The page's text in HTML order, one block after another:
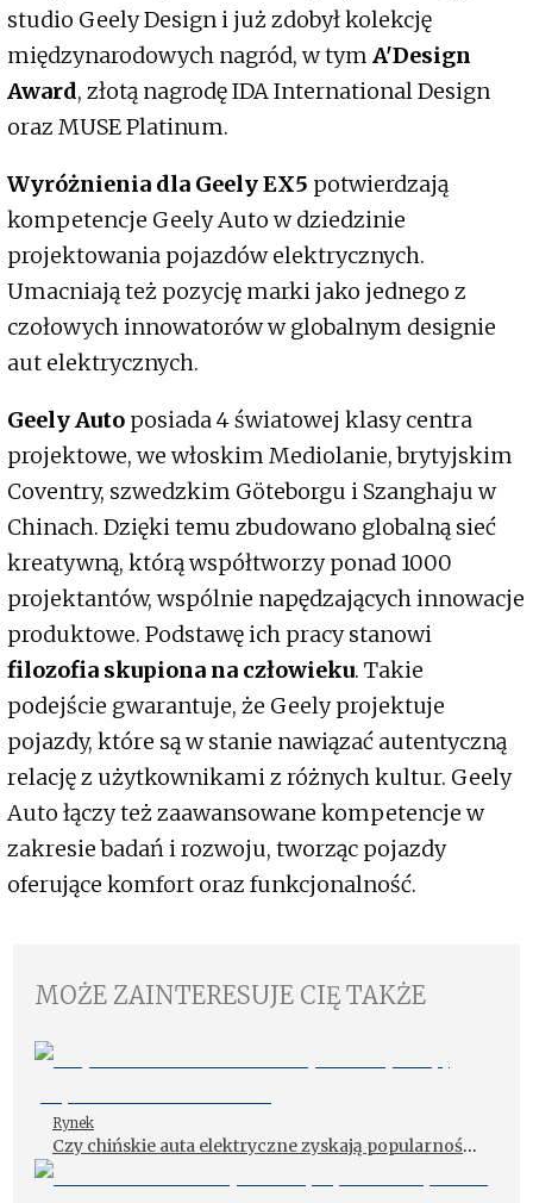
studio Geely Design i już zdobył kolekcję
międzynarodowych nagród, w tym A'Design
Award, złotą nagrodę IDA International Design
oraz MUSE Platinum.
Wyróżnienia dla Geely EX5 potwierdzają
kompetencje Geely Auto w dziedzinie
projektowania pojazdów elektrycznych.
Umacniają też pozycję marki jako jednego z
czołowych innowatorów w globalnym designie
aut elektrycznych.
Geely Auto posiada 4 światowej klasy centra
projektowe, we włoskim Mediolanie, brytyjskim
Coventry, szwedzkim Göteborgu i Szanghaju w
Chinach. Dzięki temu zbudowano globalną sieć
kreatywną, którą współtworzy ponad 1000
projektantów, wspólnie napędzających innowacje
produktowe. Podstawę ich pracy stanowi
filozofia skupiona na człowieku. Takie
podejście gwarantuje, że Geely projektuje
pojazdy, które są w stanie nawiązać autentyczną
relację z użytkownikami z różnych kultur. Geely
Auto łączy też zaawansowane kompetencje w
zakresie badań i rozwoju, tworząc pojazdy
oferujące komfort oraz funkcjonalność.
MOŻE ZAINTERESUJE CIĘ TAKŻE
Rynek
Czy chińskie auta elektryczne zyskają popularność
w Polsce?